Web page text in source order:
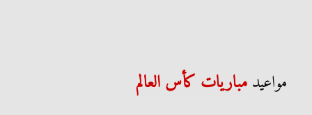
مواعيدمباريات كأس العالم